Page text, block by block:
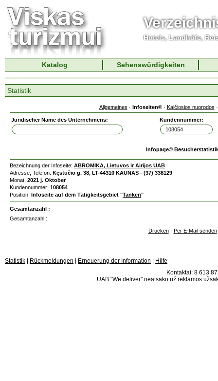
Hotels, Landhöfe,
Katalog Sehenswürdigkeiten
Statistik
Allgemeines · Infoseiten© · Kaičiosios nuorodos
Juridischer Name des Unternehmens: Kundennummer:
Infopage©
Bezeichnung der Infoseite: ABROMIKA, Lietuvos ir Airijos UAB
Adresse, Telefon: Kęstučio g. 38, LT-44310 KAUNAS - (37) 338129
Monat: 2021 j. Oktober
Kundennummer: 108054
Position: Infoseite auf dem Tätigkeitsgebiet "Tanken"
Gesamtanzahl :
Gesamtanzahl :
Drucken· Per E-Mail senden
Statistik Rückmeldungen Erneuerung der Information
Hilfe
Kontaktai: 8 613
UAB "We deliver" neatsako už reklamos